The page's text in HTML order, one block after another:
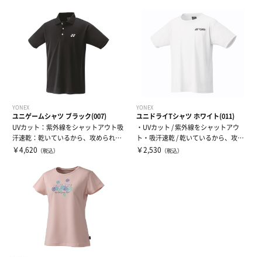
コート
レディース＆ジュニア
リカバリーウェア
その他
ケア・コンディション
YONEX
ユニゲームシャツ ブラック(007)
UVカット：紫外線をシャットアウト吸
汗速乾：乾いているから、攻められる
ストレッチ...
￥4,620 （税込）
YONEX
ユニドライTシャツ ホワイト(011)
・UVカット / 紫外線をシャットアウ
ト・吸汗速乾 / 乾いているから、攻め
られ...
￥2,530 （税込）